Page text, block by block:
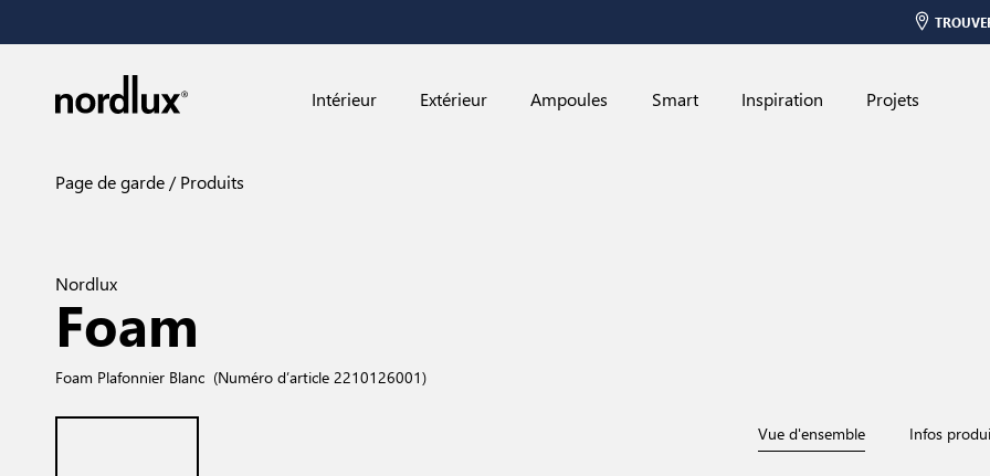
Intérieur Extérieur Ampoules Smart Inspiration Projets
Page de garde Produits
Nordlux
Foam
Foam Plafonnier Blanc (Numéro d’article 2210126001)
Vue d'ensemble Infos